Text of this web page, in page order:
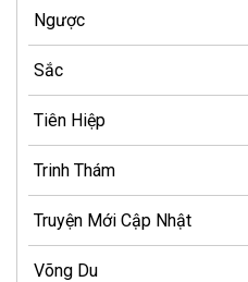
Ngược
Sắc
Tiên Hiệp
Trinh Thám
Truyện Mới Cập Nhật
Võng Du